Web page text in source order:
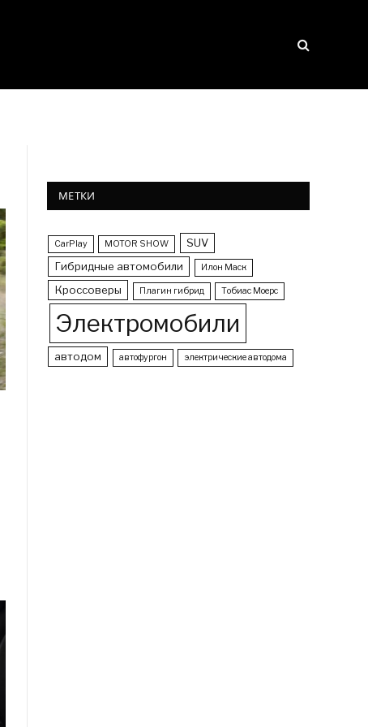
МЕТКИ
CarPlay MOTOR SHOW
SUV
Гибридные автомобили
Илон Маск
Кроссоверы Плагин гибрид Тобиас Моерс
Электромобили
автодом автофургон электрические автодома